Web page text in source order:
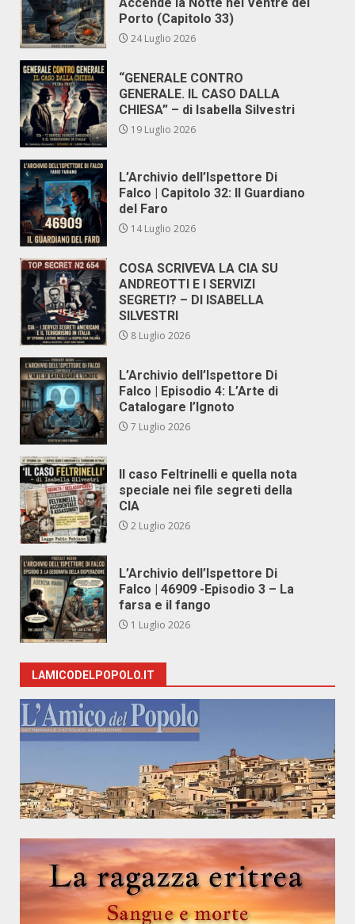
Porto (Capitolo 33)
24 Luglio 2026
“GENERALE CONTRO
GENERALE. IL CASO DALLA
CHIESA” – di Isabella Silvestri
19 Luglio 2026
L’Archivio dell’Ispettore Di
Falco | Capitolo 32: Il Guardiano
del Faro
14 Luglio 2026
COSA SCRIVEVA LA CIA SU
ANDREOTTI E I SERVIZI
SEGRETI? – DI ISABELLA
SILVESTRI
8 Luglio 2026
L’Archivio dell’Ispettore Di
Falco | Episodio 4: L’Arte di
Catalogare l’Ignoto
7 Luglio 2026
Il caso Feltrinelli e quella nota
speciale nei file segreti della
CIA
2 Luglio 2026
L’Archivio dell’Ispettore Di
Falco | 46909 -Episodio 3 – La
farsa e il fango
1 Luglio 2026
LAMICODELPOPOLO.IT